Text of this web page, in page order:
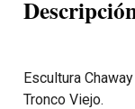
Escultura
Tronco Viejo.